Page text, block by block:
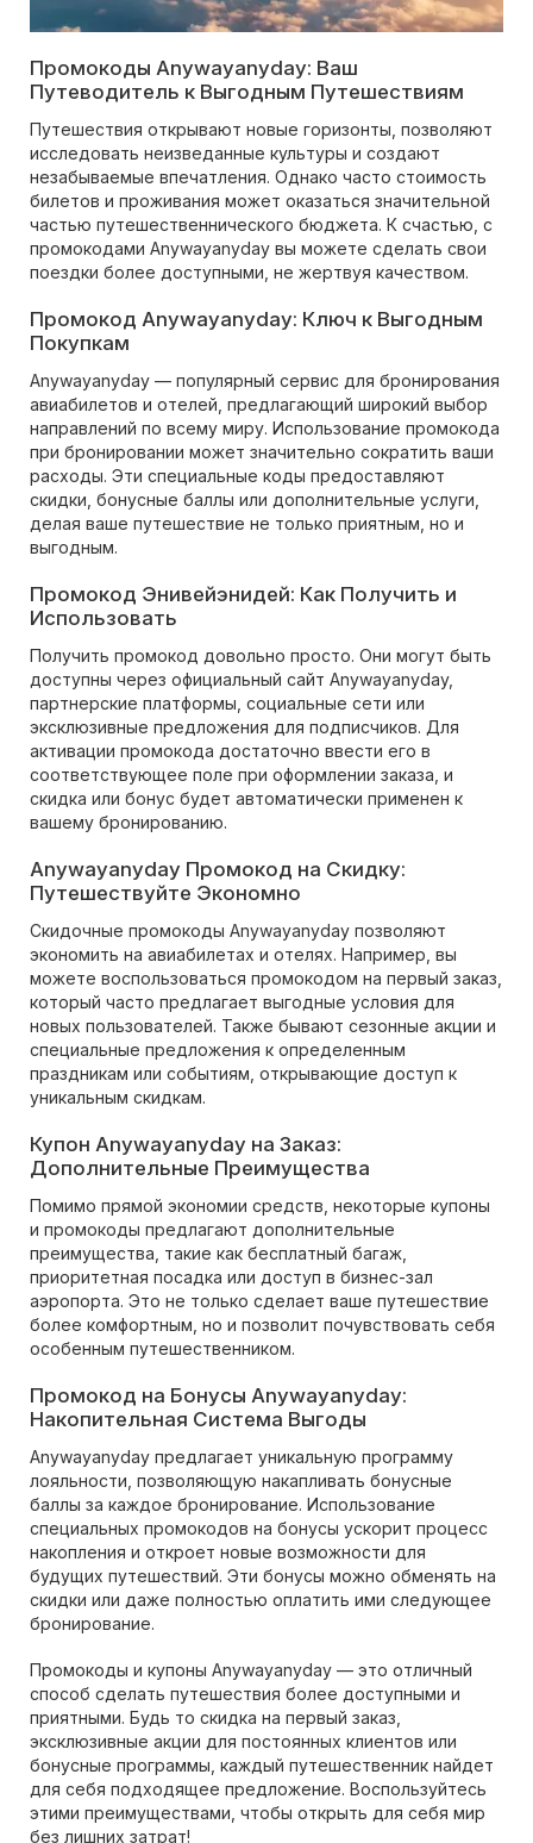
Промокоды Anywayanyday: Ваш
Путеводитель к Выгодным Путешествиям
Путешествия открывают новые горизонты, позволяют
исследовать неизведанные культуры и создают
незабываемые впечатления. Однако часто стоимость
билетов и проживания может оказаться значительной
частью путешественнического бюджета. К счастью, с
промокодами Anywayanyday вы можете сделать свои
поездки более доступными, не жертвуя качеством.
Промокод Anywayanyday: Ключ к Выгодным
Покупкам
Anywayanyday — популярный сервис для бронирования
авиабилетов и отелей, предлагающий широкий выбор
направлений по всему миру. Использование промокода
при бронировании может значительно сократить ваши
расходы. Эти специальные коды предоставляют
скидки, бонусные баллы или дополнительные услуги,
делая ваше путешествие не только приятным, но и
выгодным.
Промокод Энивейэнидей: Как Получить и
Использовать
Получить промокод довольно просто. Они могут быть
доступны через официальный сайт Anywayanyday,
партнерские платформы, социальные сети или
эксклюзивные предложения для подписчиков. Для
активации промокода достаточно ввести его в
соответствующее поле при оформлении заказа, и
скидка или бонус будет автоматически применен к
вашему бронированию.
Anywayanyday Промокод на Скидку:
Путешествуйте Экономно
Скидочные промокоды Anywayanyday позволяют
экономить на авиабилетах и отелях. Например, вы
можете воспользоваться промокодом на первый заказ,
который часто предлагает выгодные условия для
новых пользователей. Также бывают сезонные акции и
специальные предложения к определенным
праздникам или событиям, открывающие доступ к
уникальным скидкам.
Купон Anywayanyday на Заказ:
Дополнительные Преимущества
Помимо прямой экономии средств, некоторые купоны
и промокоды предлагают дополнительные
преимущества, такие как бесплатный багаж,
приоритетная посадка или доступ в бизнес-зал
аэропорта. Это не только сделает ваше путешествие
более комфортным, но и позволит почувствовать себя
особенным путешественником.
Промокод на Бонусы Anywayanyday:
Накопительная Система Выгоды
Anywayanyday предлагает уникальную программу
лояльности, позволяющую накапливать бонусные
баллы за каждое бронирование. Использование
специальных промокодов на бонусы ускорит процесс
накопления и откроет новые возможности для
будущих путешествий. Эти бонусы можно обменять на
скидки или даже полностью оплатить ими следующее
бронирование.
Промокоды и купоны Anywayanyday — это отличный
способ сделать путешествия более доступными и
приятными. Будь то скидка на первый заказ,
эксклюзивные акции для постоянных клиентов или
бонусные программы, каждый путешественник найдет
для себя подходящее предложение. Воспользуйтесь
этими преимуществами, чтобы открыть для себя мир
без лишних затрат!